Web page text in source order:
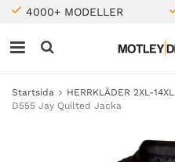
4000+ MODELLER
Startsida HERRKLÄDER 2XL-14XL
D555 Jay Quilted Jacka